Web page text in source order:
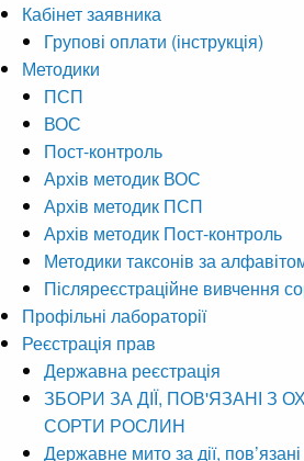
Кабінет заявника
Групові оплати (інструкція)
Методики
ПСП
ВОС
Пост-контроль
Архів методик ВОС
Архів методик ПСП
Архів методик Пост-контроль
Методики таксонів за
Післяреєстраційне вивчення
Профільні лабораторії
Реєстрація прав
Державна реєстрація
ЗБОРИ ЗА ДІЇ, ПОВ'ЯЗАНІ З
СОРТИ РОСЛИН
Державне мито за дії,